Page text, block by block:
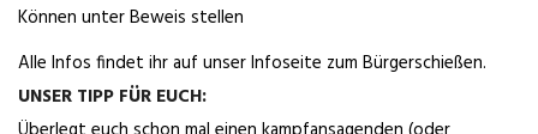
Können unter Beweis stellen
Alle Infos findet ihr auf unser Infoseite zum Bürgerschießen.
UNSER TIPP FÜR EUCH: